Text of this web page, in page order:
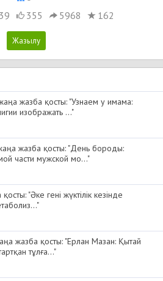
355 5968 162
жазба қосты: "Узнаем у имама:
изображать ..."
жазба қосты: "День бороды:
части мужской мо..."
"Әке гені жүктілік кезінде
жазба қосты: "Ерлан Мазан: Қытай
тұлға..."